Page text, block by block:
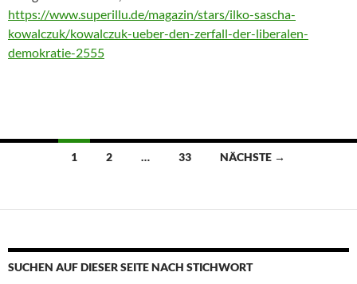
https://www.superillu.de/magazin/stars/ilko-sascha-
kowalczuk/kowalczuk-ueber-den-zerfall-der-liberalen-
demokratie-2555
Beitragsnavigation
1 2 … 33 NÄCHSTE →
SUCHEN AUF DIESER SEITE NACH STICHWORT